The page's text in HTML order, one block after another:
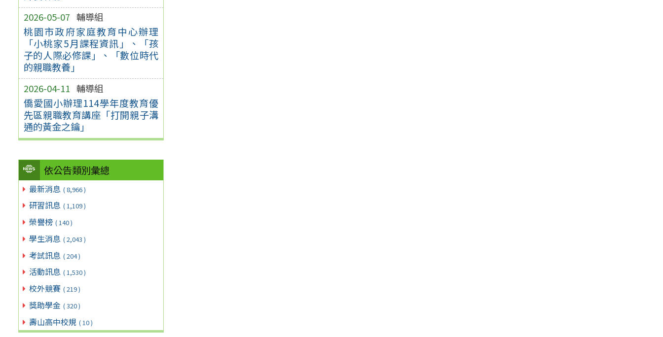
2026-05-07 輔導組
桃園市政府家庭教育中心辦理
「小桃家5月課程資訊」、「孩
子的人際必修課」、「數位時代
的親職教養」
2026-04-11 輔導組
僑愛國小辦理114學年度教育優
先區親職教育講座「打開親子溝
通的黃金之鑰」
依公告類別彙總
最新消息 ( 8,966 )
研習訊息 ( 1,109 )
榮譽榜 ( 140 )
學生消息 ( 2,043 )
考試訊息 ( 204 )
活動訊息 ( 1,530 )
校外競賽 ( 219 )
獎助學金 ( 320 )
壽山高中校規 ( 10 )